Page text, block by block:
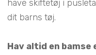
have skiftetøj i
dit barns tøj.
Hav altid en